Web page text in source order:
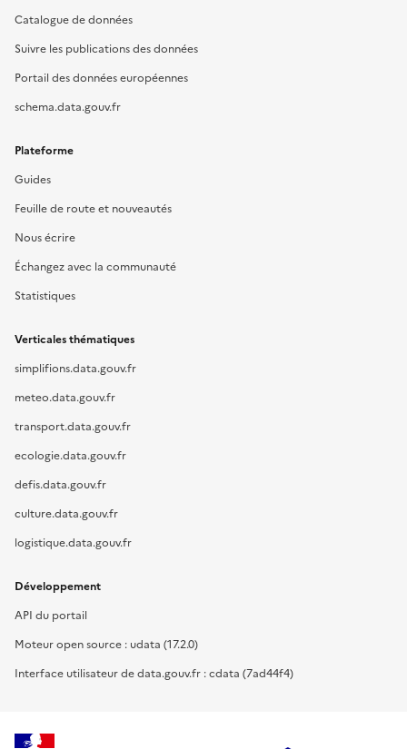
Catalogue de données
Suivre les publications des données
Portail des données européennes
schema.data.gouv.fr
Plateforme
Guides
Feuille de route et nouveautés
Nous écrire
Échangez avec la communauté
Statistiques
Verticales thématiques
simplifions.data.gouv.fr
meteo.data.gouv.fr
transport.data.gouv.fr
ecologie.data.gouv.fr
defis.data.gouv.fr
culture.data.gouv.fr
logistique.data.gouv.fr
Développement
API du portail
Moteur open source : udata (17.2.0)
Interface utilisateur de data.gouv.fr : cdata (7ad44f4)